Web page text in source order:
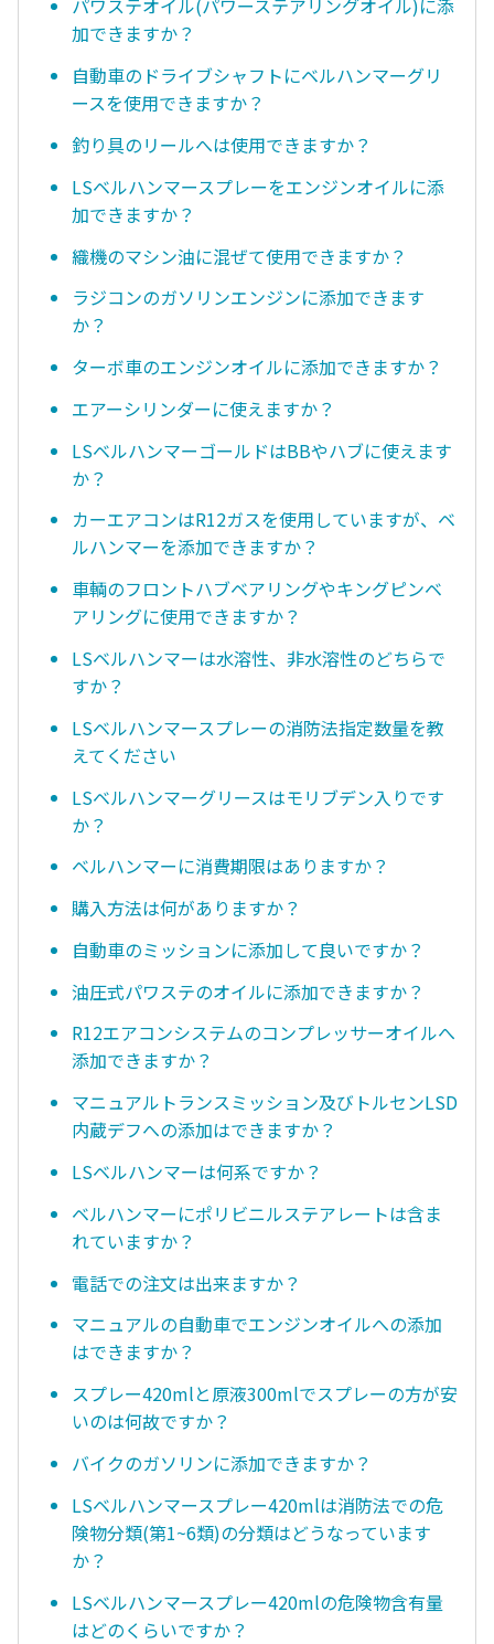
パワステオイル(パワーステアリングオイル)に添
加できますか？
自動車のドライブシャフトにベルハンマーグリ
ースを使用できますか？
釣り具のリールへは使用できますか？
LSベルハンマースプレーをエンジンオイルに添
加できますか？
織機のマシン油に混ぜて使用できますか？
ラジコンのガソリンエンジンに添加できます
か？
ターボ車のエンジンオイルに添加できますか？
エアーシリンダーに使えますか？
LSベルハンマーゴールドはBBやハブに使えます
か？
カーエアコンはR12ガスを使用していますが、ベ
ルハンマーを添加できますか？
車輌のフロントハブベアリングやキングピンベ
アリングに使用できますか？
LSベルハンマーは水溶性、非水溶性のどちらで
すか？
LSベルハンマースプレーの消防法指定数量を教
えてください
LSベルハンマーグリースはモリブデン入りです
か？
ベルハンマーに消費期限はありますか？
購入方法は何がありますか？
自動車のミッションに添加して良いですか？
油圧式パワステのオイルに添加できますか？
R12エアコンシステムのコンプレッサーオイルへ
添加できますか？
マニュアルトランスミッション及びトルセンLSD
内蔵デフへの添加はできますか？
LSベルハンマーは何系ですか？
ベルハンマーにポリビニルステアレートは含ま
れていますか？
電話での注文は出来ますか？
マニュアルの自動車でエンジンオイルへの添加
はできますか？
スプレー420mlと原液300mlでスプレーの方が安
いのは何故ですか？
バイクのガソリンに添加できますか？
LSベルハンマースプレー420mlは消防法での危
険物分類(第1~6類)の分類はどうなっています
か？
LSベルハンマースプレー420mlの危険物含有量
はどのくらいですか？